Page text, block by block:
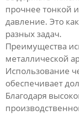
прочнее тонкой
давление. Это
разных задач.
Преимущества
металлической
Использование
обеспечивает
Благодаря